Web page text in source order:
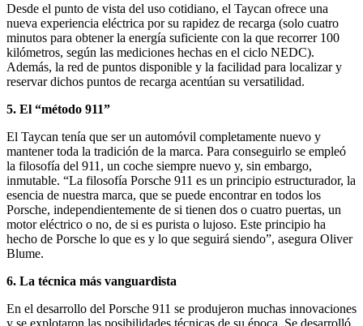
Desde el punto de vista del uso cotidiano, el Taycan ofrece una
nueva experiencia eléctrica por su rapidez de recarga (solo cuatro
minutos para obtener la energía suficiente con la que recorrer 100
kilómetros, según las mediciones hechas en el ciclo NEDC).
Además, la red de puntos disponible y la facilidad para localizar y
reservar dichos puntos de recarga acentúan su versatilidad.
5. El “método 911”
El Taycan tenía que ser un automóvil completamente nuevo y
mantener toda la tradición de la marca. Para conseguirlo se empleó
la filosofía del 911, un coche siempre nuevo y, sin embargo,
inmutable. “La filosofía Porsche 911 es un principio estructurador, la
esencia de nuestra marca, que se puede encontrar en todos los
Porsche, independientemente de si tienen dos o cuatro puertas, un
motor eléctrico o no, de si es purista o lujoso. Este principio ha
hecho de Porsche lo que es y lo que seguirá siendo”, asegura Oliver
Blume.
6. La técnica más vanguardista
En el desarrollo del Porsche 911 se produjeron muchas innovaciones
y se explotaron las posibilidades técnicas de su época. Se desarrolló